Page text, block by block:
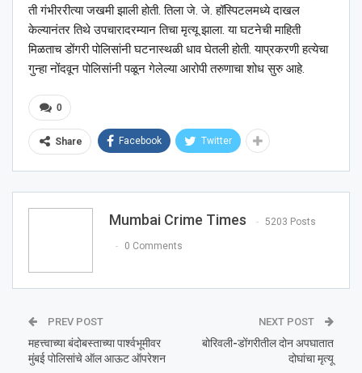
ती गंभीररीत्या जखमी झाली होती. तिला जे. जे. हॉस्पिटलमध्ये दाखल
केल्यानंतर तिथे उपचारादरम्यान तिचा मृत्यू झाला. या घटनेची माहिती
मिळताच डोंगरी पोलिसांनी घटनास्थळी धाव घेतली होती. याप्रकरणी हत्येचा
गुन्हा नोंदवून पोलिसांनी पळून गेलेल्या आरोपी तरुणाचा शोध सुरु आहे.
0
Share Facebook Twitter
Mumbai Crime Times 5203 Posts
0 Comments
PREV POST
महत्त्वाच्या बंदोबस्ताच्या पार्श्‍वभूमीवर
मुंबई पोलिसांचे ऑल आऊट ऑपरेशन
NEXT POST
बोरिवली-डोंगरीतील दोन अपघातात
दोघांचा मृत्यू